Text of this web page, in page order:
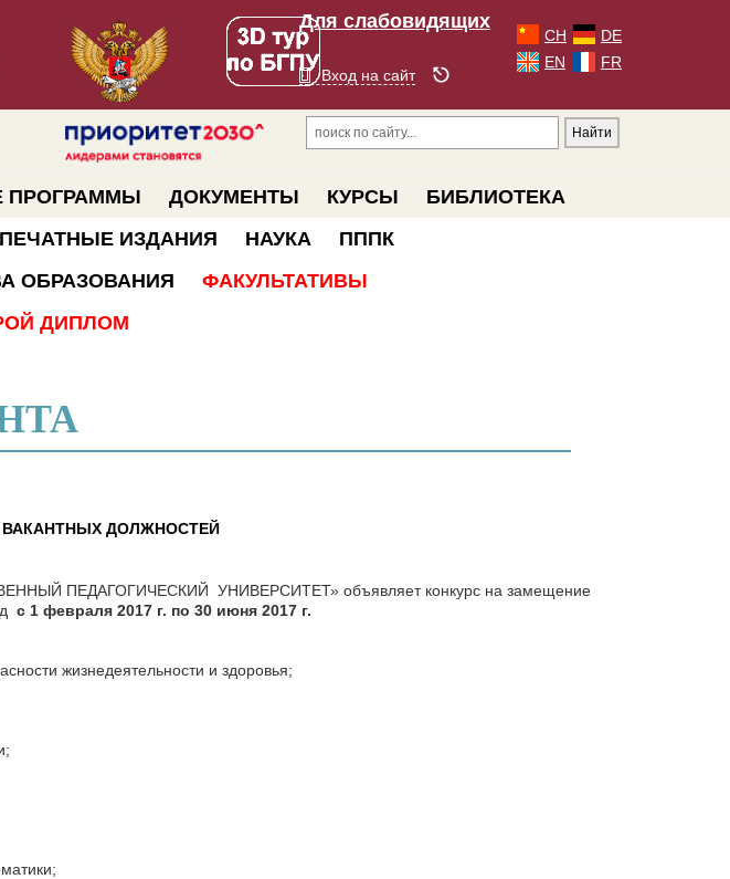
CH
DE
EN
FR
Для слабовидящих
Вход на сайт
ПРОГРАММЫ ДОКУМЕНТЫ КУРСЫ
БИБЛИОТЕКА
ПЕЧАТНЫЕ ИЗДАНИЯ НАУКА
ПППК
ОБРАЗОВАНИЯ
ФАКУЛЬТАТИВЫ
ДИПЛОМ
ВАКАНТНЫХ ДОЛЖНОСТЕЙ
ПЕДАГОГИЧЕСКИЙ УНИВЕРСИТЕТ» объявляет конкурс на замещение
с 1 февраля 2017 г. по 30 июня 2017 г.
жизнедеятельности и здоровья;